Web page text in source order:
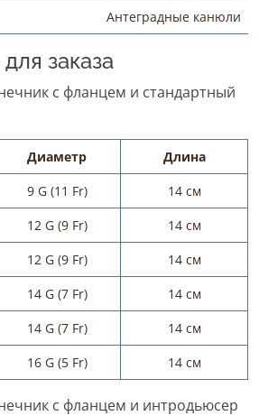
Антеградные канюли
заказа
с фланцем и стандартный
Диаметр
Длина
9 G (11 Fr)
14 см
12 G (9 Fr)
14 см
12 G (9 Fr)
14 см
14 G (7 Fr)
14 см
14 G (7 Fr)
14 см
16 G (5 Fr) 14 см
с фланцем и интродьюсер